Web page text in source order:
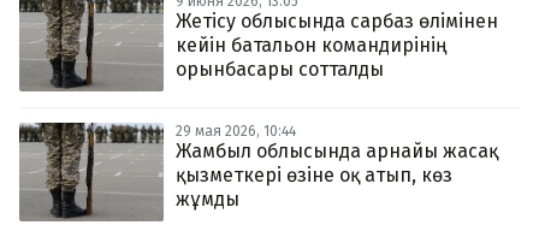
Редакциямен байланыс
+7 708 604 51 06
Жарнама бөлімі
+7 701 220 64 52
zhasalash100@gmail.com
Жетісу облысында сарбаз өлімінен
кейін батальон командирінің
орынбасары сотталды
29 мая 2026, 10:44
Жамбыл облысында арнайы жасақ
қызметкері өзіне оқ атып, көз
жұмды